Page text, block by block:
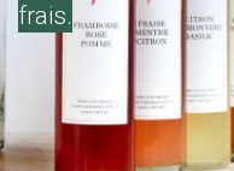
frais.